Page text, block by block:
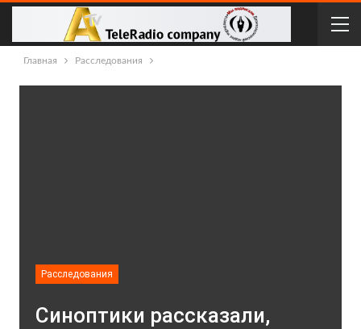
Главная Расследования
Расследования
Синоптики рассказали,